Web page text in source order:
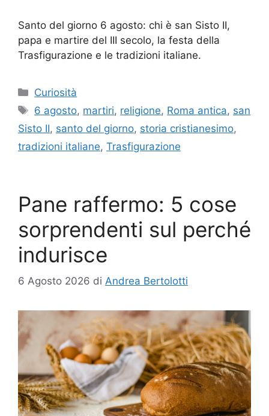
Santo del giorno 6 agosto: chi è san Sisto II,
papa e martire del III secolo, la festa della
Trasfigurazione e le tradizioni italiane.
Categorie
Curiosità
Tag
6 agosto, martiri, religione, Roma antica, san
Sisto II, santo del giorno, storia cristianesimo,
tradizioni italiane, Trasfigurazione
Pane raffermo: 5 cose
sorprendenti sul perché
indurisce
6 Agosto 2026 di Andrea Bertolotti